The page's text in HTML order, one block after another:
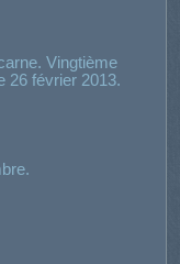
Vingtième
26 février 2013.